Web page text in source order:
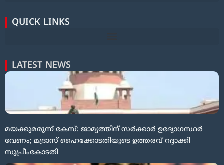
QUICK LINKS
LATEST NEWS
മയക്കുമരുന്ന് കേസ്: ജാമ്യത്തിന് സർക്കാർ ഉദ്യോഗസ്ഥർ
വേണം; മദ്രാസ് ഹൈക്കോടതിയുടെ ഉത്തരവ് റദ്ദാക്കി
സുപ്രീംകോടതി